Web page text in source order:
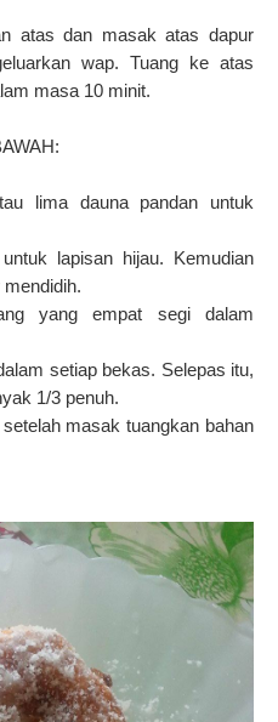
atas dan masak atas dapur
wap. Tuang ke atas
masa 10 minit.
lima dauna pandan untuk
lapisan hijau. Kemudian
yang empat segi dalam
setiap bekas. Selepas itu,
1/3 penuh.
masak tuangkan bahan